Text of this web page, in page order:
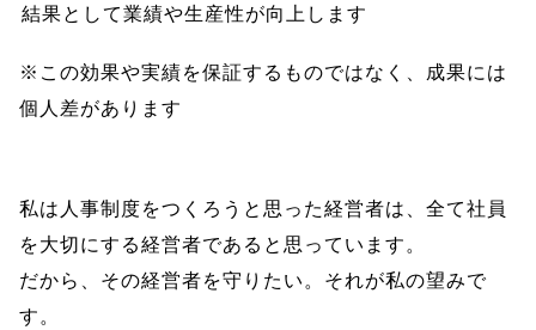
結果として業績や生産性が向上します
※この効果や実績を保証するものではなく、成果には
個人差があります
私は人事制度をつくろうと思った経営者は、全て社員
を大切にする経営者であると思っています。
だから、その経営者を守りたい。それが私の望みで
す。